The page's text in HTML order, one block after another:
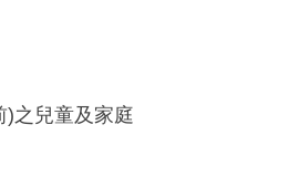
)之兒童及家庭